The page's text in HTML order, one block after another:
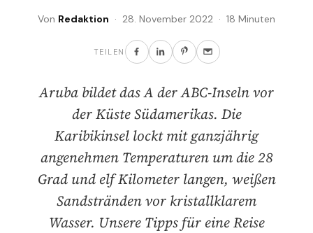
Von Redaktion · 28. November 2022 · 18 Minuten
TEILEN
Aruba bildet das A der ABC-Inseln vor
der Küste Südamerikas. Die
Karibikinsel lockt mit ganzjährig
angenehmen Temperaturen um die 28
Grad und elf Kilometer langen, weißen
Sandstränden vor kristallklarem
Wasser. Unsere Tipps für eine Reise